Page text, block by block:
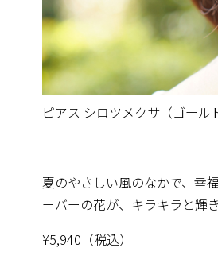
ピアス シロツメクサ（ゴール
夏のやさしい風のなかで、幸
ーバーの花が、キラキラと輝き
¥5,940（税込）